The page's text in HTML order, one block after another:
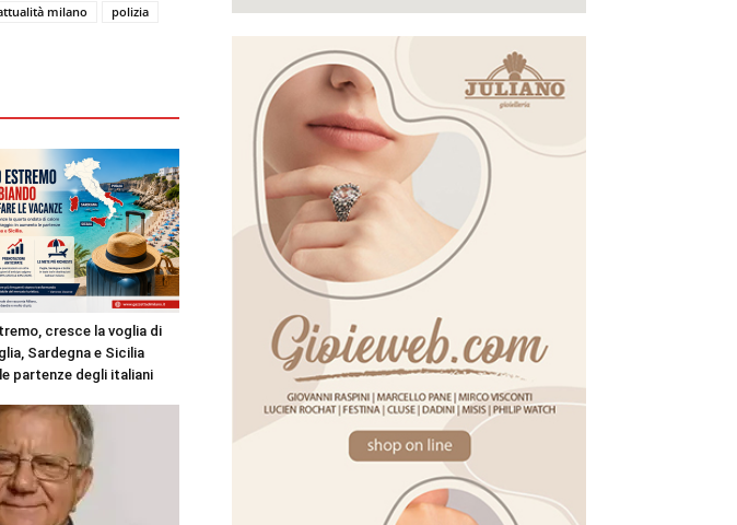
milano
polizia
cresce la voglia di
Sardegna e Sicilia
partenze degli italiani